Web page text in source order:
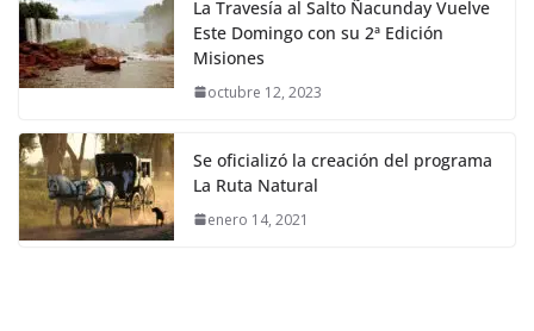
La Travesía al Salto Ñacunday Vuelve
Este Domingo con su 2ª Edición
Misiones
octubre 12, 2023
Se oficializó la creación del programa
La Ruta Natural
enero 14, 2021